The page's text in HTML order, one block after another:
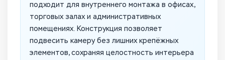
подходит для внутреннего монтажа в офисах,
торговых залах и административных
помещениях. Конструкция позволяет
подвесить камеру без лишних крепёжных
элементов, сохраняя целостность интерьера